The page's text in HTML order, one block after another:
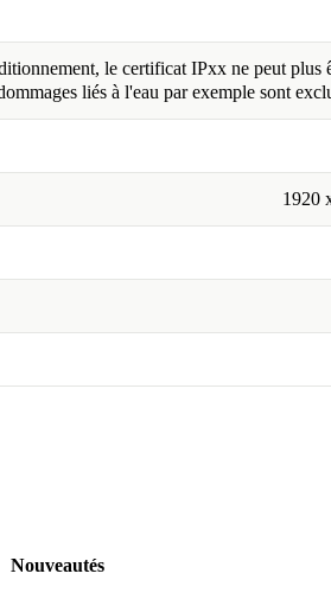
le certificat IPxx ne peut plus
liés à l'eau par exemple sont
1920
Nouveautés